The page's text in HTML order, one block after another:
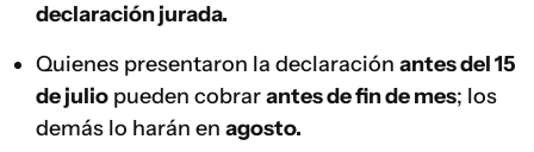
declaración jurada.
Quienes presentaron la declaración antes del 15
de julio pueden cobrarantes de fin de mes; los
demás lo harán en agosto.